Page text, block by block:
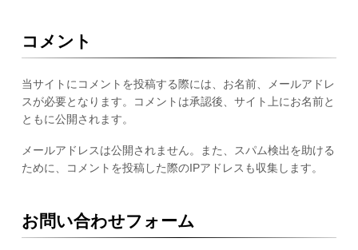
コメント
当サイトにコメントを投稿する際には、お名前、メールアドレ
スが必要となります。コメントは承認後、サイト上にお名前と
ともに公開されます。
メールアドレスは公開されません。また、スパム検出を助ける
ために、コメントを投稿した際のIPアドレスも収集します。
お問い合わせフォーム